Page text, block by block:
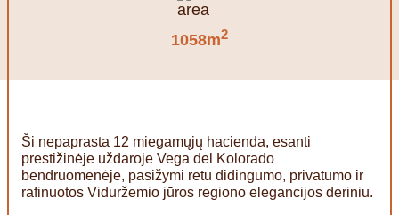
1058m2
Ši nepaprasta 12 miegamųjų hacienda, esanti
prestižinėje uždaroje Vega del Kolorado
bendruomenėje, pasižymi retu didingumo, privatumo ir
rafinuotos Viduržemio jūros regiono elegancijos deriniu.